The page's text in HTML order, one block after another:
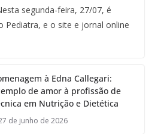
segunda-feira, 27/07, é
Pediatra, e o site e jornal online
à Edna Callegari:
de amor à profissão de
em Nutrição e Dietética
de junho de 2026